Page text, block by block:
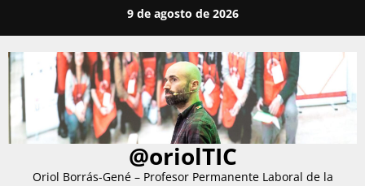
contenido
9 de agosto de 2026
@oriolTIC
Oriol Borrás-Gené – Profesor Permanente Laboral de la